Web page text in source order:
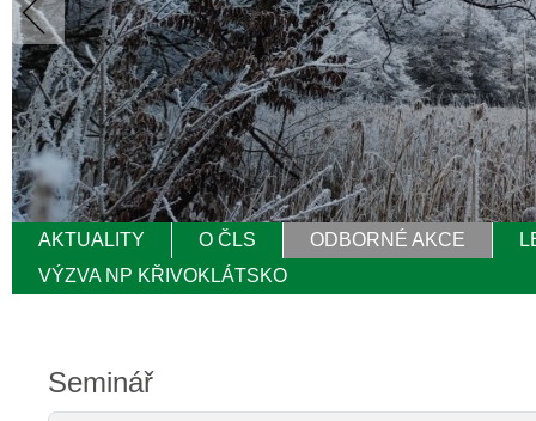
AKTUALITY O ČLS ODBORNÉ AKCE
VÝZVA NP KŘIVOKLÁTSKO
Seminář